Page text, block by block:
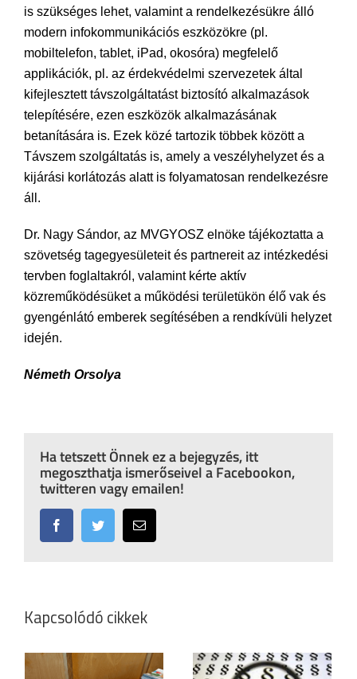
is szükséges lehet, valamint a rendelkezésükre álló
modern infokommunikációs eszközökre (pl.
mobiltelefon, tablet, iPad, okosóra) megfelelő
applikációk, pl. az érdekvédelmi szervezetek által
kifejlesztett távszolgáltatást biztosító alkalmazások
telepítésére, ezen eszközök alkalmazásának
betanítására is. Ezek közé tartozik többek között a
Távszem szolgáltatás is, amely a veszélyhelyzet és a
kijárási korlátozás alatt is folyamatosan rendelkezésre
áll.
Dr. Nagy Sándor, az MVGYOSZ elnöke tájékoztatta a
szövetség tagegyesületeit és partnereit az intézkedési
tervben foglaltakról, valamint kérte aktív
közreműködésüket a működési területükön élő vak és
gyengénlátó emberek segítésében a rendkívüli helyzet
idején.
Németh Orsolya
Ha tetszett Önnek ez a bejegyzés, itt
megoszthatja ismerőseivel a Facebookon,
twitteren vagy emailen!
FacebookTwitter Email:
Kapcsolódó cikkek